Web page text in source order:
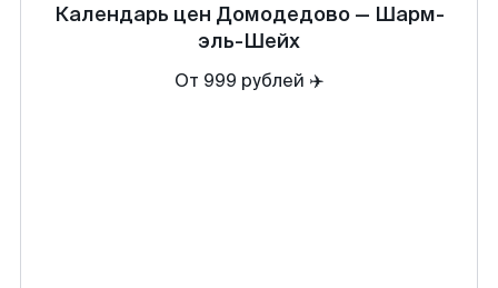
Календарь цен Домодедово— Шарм-
эль-Шейх
От 999 рублей ✈️